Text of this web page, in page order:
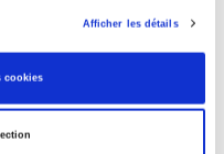
Afficher les détails
cookies